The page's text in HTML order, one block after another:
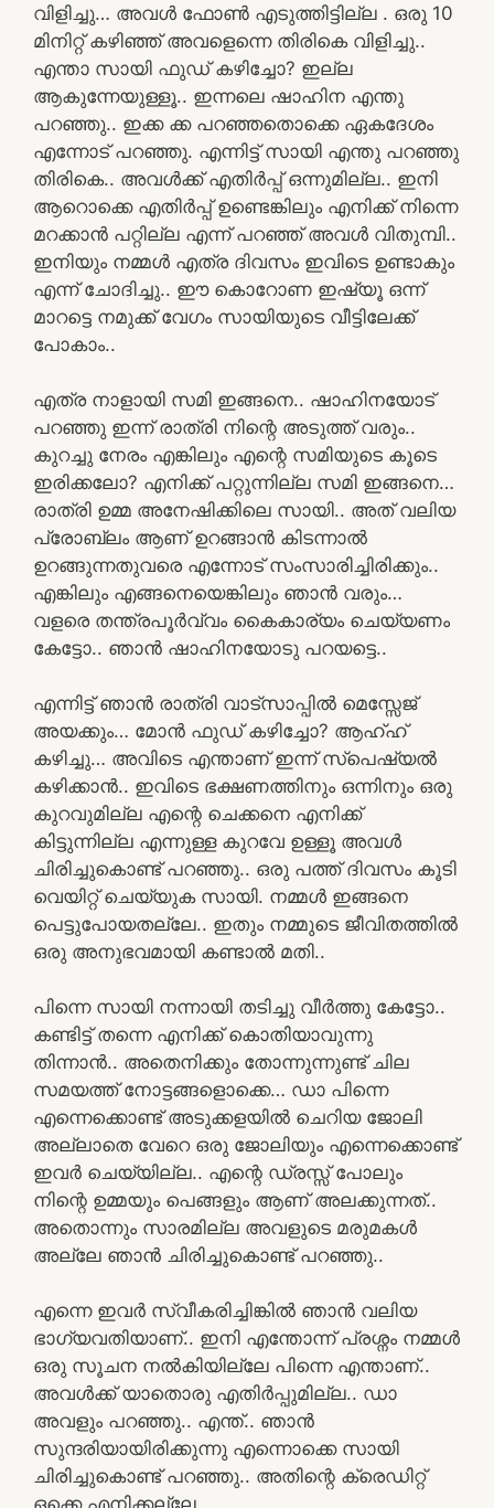
വിളിച്ചു… അവൾ ഫോൺ എടുത്തിട്ടില്ല . ഒരു 10
മിനിറ്റ് കഴിഞ്ഞ് അവളെന്നെ തിരികെ വിളിച്ചു..
എന്താ സായി ഫുഡ് കഴിച്ചോ? ഇല്ല
ആകുന്നേയുള്ളൂ.. ഇന്നലെ ഷാഹിന എന്തു
പറഞ്ഞു.. ഇക്ക ക്ക പറഞ്ഞതൊക്കെ ഏകദേശം
എന്നോട് പറഞ്ഞു. എന്നിട്ട് സായി എന്തു പറഞ്ഞു
തിരികെ.. അവൾക്ക് എതിർപ്പ് ഒന്നുമില്ല.. ഇനി
ആറൊക്കെ എതിർപ്പ് ഉണ്ടെങ്കിലും എനിക്ക് നിന്നെ
മറക്കാൻ പറ്റില്ല എന്ന് പറഞ്ഞ് അവൾ വിതുമ്പി..
ഇനിയും നമ്മൾ എത്ര ദിവസം ഇവിടെ ഉണ്ടാകും
എന്ന് ചോദിച്ചു.. ഈ കൊറോണ ഇഷ്യൂ ഒന്ന്
മാറട്ടെ നമുക്ക് വേഗം സായിയുടെ വീട്ടിലേക്ക്
പോകാം..
എത്ര നാളായി സമി ഇങ്ങനെ.. ഷാഹിനയോട്
പറഞ്ഞു ഇന്ന് രാത്രി നിന്റെ അടുത്ത് വരും..
കുറച്ചു നേരം എങ്കിലും എന്റെ സമിയുടെ കൂടെ
ഇരിക്കലോ? എനിക്ക് പറ്റുന്നില്ല സമി ഇങ്ങനെ…
രാത്രി ഉമ്മ അനേഷിക്കിലെ സായി.. അത് വലിയ
പ്രോബ്ലം ആണ് ഉറങ്ങാൻ കിടന്നാൽ
ഉറങ്ങുന്നതുവരെ എന്നോട് സംസാരിച്ചിരിക്കും..
എങ്കിലും എങ്ങനെയെങ്കിലും ഞാൻ വരും…
വളരെ തന്ത്രപൂർവ്വം കൈകാര്യം ചെയ്യണം
കേട്ടോ.. ഞാൻ ഷാഹിനയോടു പറയട്ടെ..
എന്നിട്ട് ഞാൻ രാത്രി വാട്സാപ്പിൽ മെസ്സേജ്
അയക്കും… മോൻ ഫുഡ്‌ കഴിച്ചോ? ആഹ്ഹ്
കഴിച്ചു… അവിടെ എന്താണ് ഇന്ന് സ്പെഷ്യൽ
കഴിക്കാൻ.. ഇവിടെ ഭക്ഷണത്തിനും ഒന്നിനും ഒരു
കുറവുമില്ല എന്റെ ചെക്കനെ എനിക്ക്
കിട്ടുന്നില്ല എന്നുള്ള കുറവേ ഉള്ളൂ അവൾ
ചിരിച്ചുകൊണ്ട് പറഞ്ഞു.. ഒരു പത്ത് ദിവസം കൂടി
വെയിറ്റ് ചെയ്യുക സായി. നമ്മൾ ഇങ്ങനെ
പെട്ടുപോയതല്ലേ.. ഇതും നമ്മുടെ ജീവിതത്തിൽ
ഒരു അനുഭവമായി കണ്ടാൽ മതി..
പിന്നെ സായി നന്നായി തടിച്ചു വീർത്തു കേട്ടോ..
കണ്ടിട്ട് തന്നെ എനിക്ക് കൊതിയാവുന്നു
തിന്നാൻ.. അതെനിക്കും തോന്നുന്നുണ്ട് ചില
സമയത്ത് നോട്ടങ്ങളൊക്കെ… ഡാ പിന്നെ
എന്നെക്കൊണ്ട് അടുക്കളയിൽ ചെറിയ ജോലി
അല്ലാതെ വേറെ ഒരു ജോലിയും എന്നെക്കൊണ്ട്
ഇവർ ചെയ്യില്ല.. എന്റെ ഡ്രസ്സ് പോലും
നിന്റെ ഉമ്മയും പെങ്ങളും ആണ് അലക്കുന്നത്..
അതൊന്നും സാരമില്ല അവളുടെ മരുമകൾ
അല്ലേ ഞാൻ ചിരിച്ചുകൊണ്ട് പറഞ്ഞു..
എന്നെ ഇവർ സ്വീകരിച്ചിങ്കിൽ ഞാൻ വലിയ
ഭാഗ്യവതിയാണ്.. ഇനി എന്തോന്ന് പ്രശ്നം നമ്മൾ
ഒരു സൂചന നൽകിയില്ലേ പിന്നെ എന്താണ്..
അവൾക്ക് യാതൊരു എതിർപ്പുമില്ല.. ഡാ
അവളും പറഞ്ഞു.. എന്ത്.. ഞാൻ
സുന്ദരിയായിരിക്കുന്നു എന്നൊക്കെ സായി
ചിരിച്ചുകൊണ്ട് പറഞ്ഞു.. അതിന്റെ ക്രെഡിറ്റ്
ഒക്കെ എനിക്കല്ലേ…